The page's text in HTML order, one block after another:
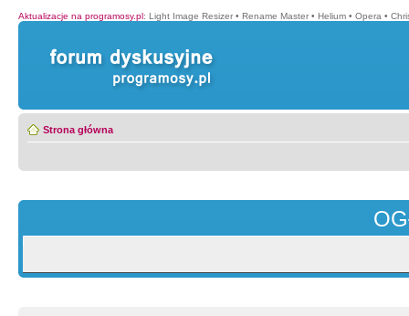
Aktualizacje na programosy.pl: Light Image Resizer • Rename Master • Helium • Opera •
Strona główna